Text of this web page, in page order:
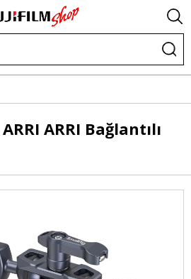
ARRI Bağlantılı